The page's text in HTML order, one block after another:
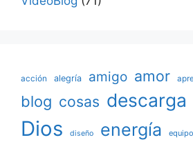
acción alegría amigo amor
blog cosas descarga
Dios diseño energía equipo